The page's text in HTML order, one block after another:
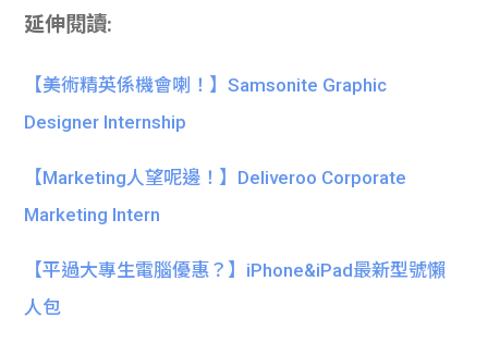
延伸閱讀:
【美術精英係機會喇！】Samsonite Graphic
Designer Internship
【Marketing人望呢邊！】Deliveroo Corporate
Marketing Intern
【平過大專生電腦優惠？】iPhone&iPad最新型號懶
人包